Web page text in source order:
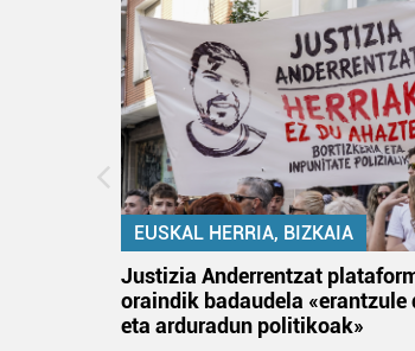
EUSKAL HERRIA, BIZKAIA
Justizia Anderrentzat
oraindik badaudela «erantzule
eta arduradun politikoak»